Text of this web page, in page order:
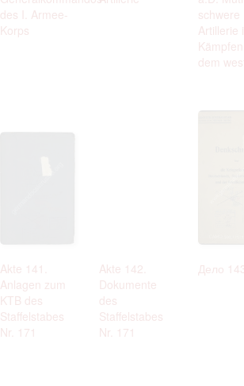
des I. Armee-
Korps
schwere
Artillerie
dem
Akte 141.
Anlagen zum
KTB des
Staffelstabes
Nr. 171
Akte 142.
Dokumente
des
Staffelstabes
Nr. 171
Дело